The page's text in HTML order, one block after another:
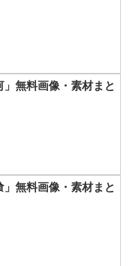
」無料画像・素材まと
」無料画像・素材まと